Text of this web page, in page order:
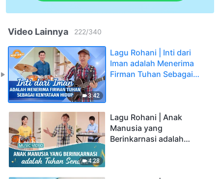
Video Lainnya 222/340
3:42
Lagu Rohani | Inti dari
Iman adalah Menerima
Firman Tuhan Sebagai
4:28
Lagu Rohani | Anak
Manusia yang
Berinkarnasi adalah